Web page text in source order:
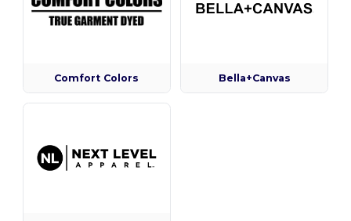
Comfort Colors Bella+Canvas